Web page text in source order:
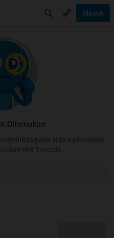
Masuk
Ditemukan
pada kolom pencarian.
dari Hot Threads.